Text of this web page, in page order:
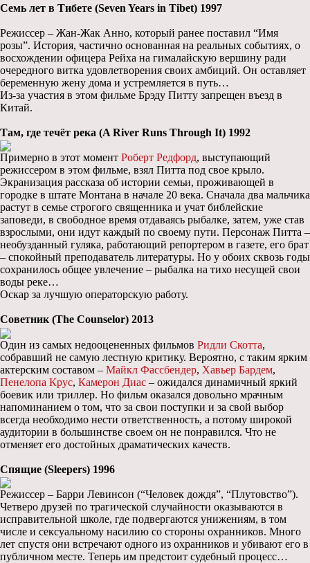
Семь лет в Тибете (Seven Years in Tibet) 1997
Режиссер – Жан-Жак Анно, который ранее поставил “Имя
розы”. История, частично основанная на реальных событиях, о
восхождении офицера Рейха на гималайскую вершину ради
очередного витка удовлетворения своих амбиций. Он оставляет
беременную жену дома и устремляется в путь…
Из-за участия в этом фильме Брэду Питту запрещен въезд в
Китай.
Там, где течёт река (A River Runs Through It) 1992
Примерно в этот момент Роберт Редфорд, выступающий
режиссером в этом фильме, взял Питта под свое крыло.
Экранизация рассказа об истории семьи, проживающей в
городке в штате Монтана в начале 20 века. Сначала два мальчика
растут в семье строгого священника и учат библейские
заповеди, в свободное время отдаваясь рыбалке, затем, уже став
взрослыми, они идут каждый по своему пути. Персонаж Питта –
необузданный гуляка, работающий репортером в газете, его брат
– спокойный преподаватель литературы. Но у обоих сквозь годы
сохранилось общее увлечение – рыбалка на тихо несущей свои
воды реке…
Оскар за лучшую операторскую работу.
Советник (The Counselor) 2013
Один из самых недооцененных фильмов Ридли Скотта,
собравший не самую лестную критику. Вероятно, с таким ярким
актерским составом – Майкл Фассбендер, Хавьер Бардем,
Пенелопа Крус, Камерон Диас – ожидался динамичный яркий
боевик или триллер. Но фильм оказался довольно мрачным
напоминанием о том, что за свои поступки и за свой выбор
всегда необходимо нести ответственность, а потому широкой
аудитории в большинстве своем он не понравился. Что не
отменяет его достойных драматических качеств.
Спящие (Sleepers) 1996
Режиссер – Барри Левинсон (“Человек дождя”, “Плутовство”).
Четверо друзей по трагической случайности оказываются в
исправительной школе, где подвергаются унижениям, в том
числе и сексуальному насилию со стороны охранников. Много
лет спустя они встречают одного из охранников и убивают его в
публичном месте. Теперь им предстоит судебный процесс…